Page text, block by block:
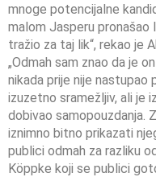
mnoge potencijalne
malom Jasperu pronašao
tražio za taj lik“, rekao je
„Odmah sam znao da je
nikada prije nije nastupao
izuzetno sramežljiv, ali je
dobivao samopouzdanja.
iznimno bitno prikazati
publici odmah za razliku
Köppke koji se publici